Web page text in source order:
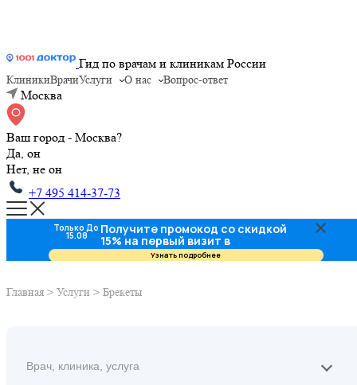
Гид по врачам и клиникам России
КлиникиВрачиУслуги О нас Вопрос-ответ
Москва
Ваш город - Москва?
Да, он
Нет, не он
+7 495 414-37-73
Главная > Услуги > Брекеты
Только До
15.08 Получите промокод со скидкой
15% на первый визит в
стоматологию
Узнать подробнее